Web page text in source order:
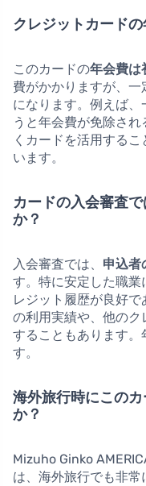
クレジットカード
このカードの年会費は
費がかかりますが、
になります。例えば
うと年会費が免除さ
くカードを活用する
います。
カードの入会審査
か？
入会審査では、 申込者
す。特に安定した職業
レジット履歴が良好
の利用実績や、他の
することもあります
す。
海外旅行時にこの
か？
Mizuho Ginko
は、海外旅行でも非常